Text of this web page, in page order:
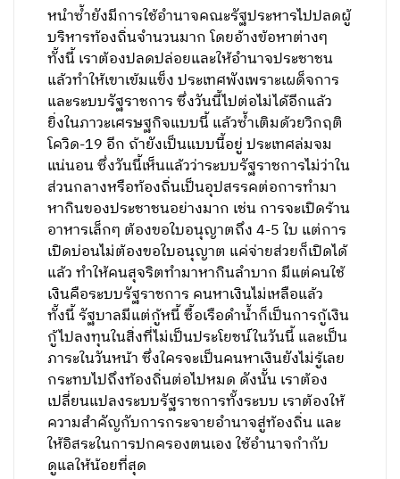
หนำซ้ำยังมีการใช้อำนาจคณะรัฐประหารไปปลดผู้
บริหารท้องถิ่นจำนวนมาก โดยอ้างข้อหาต่างๆ
ทั้งนี้ เราต้องปลดปล่อยและให้อำนาจประชาชน
แล้วทำให้เขาเข้มแข็ง ประเทศพังเพราะเผด็จการ
และระบบรัฐราชการ ซึ่งวันนี้ไปต่อไม่ได้อีกแล้ว
ยิ่งในภาวะเศรษฐกิจแบบนี้ แล้วซ้ำเติมด้วยวิกฤติ
โควิด-19 อีก ถ้ายังเป็นแบบนี้อยู่ ประเทศล่มจม
แน่นอน ซึ่งวันนี้เห็นแล้วว่าระบบรัฐราชการไม่ว่าใน
ส่วนกลางหรือท้องถิ่นเป็นอุปสรรคต่อการทำมา
หากินของประชาชนอย่างมาก เช่น การจะเปิดร้าน
อาหารเล็กๆ ต้องขอใบอนุญาตถึง 4-5 ใบ แต่การ
เปิดบ่อนไม่ต้องขอใบอนุญาต แค่จ่ายส่วยก็เปิดได้
แล้ว ทำให้คนสุจริตทำมาหากินลำบาก มีแต่คนใช้
เงินคือระบบรัฐราชการ คนหาเงินไม่เหลือแล้ว
ทั้งนี้ รัฐบาลมีแต่กู้หนี้ ซื้อเรือดำน้ำก็เป็นการกู้เงิน
กู้ไปลงทุนในสิ่งที่ไม่เป็นประโยชน์ในวันนี้ และเป็น
ภาระในวันหน้า ซึ่งใครจะเป็นคนหาเงินยังไม่รู้เลย
กระทบไปถึงท้องถิ่นต่อไปหมด ดังนั้น เราต้อง
เปลี่ยนแปลงระบบรัฐราชการทั้งระบบ เราต้องให้
ความสำคัญกับการกระจายอำนาจสู่ท้องถิ่น และ
ให้อิสระในการปกครองตนเอง ใช้อำนาจกำกับ
ดูแลให้น้อยที่สุด